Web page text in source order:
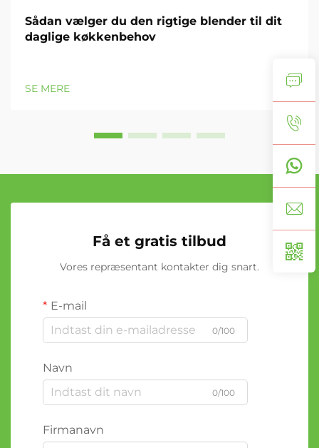
Sådan vælger du den rigtige blender til dit
daglige køkkenbehov
SE MERE
Få et gratis tilbud
Vores repræsentant kontakter dig snart.
E-mail
0/100
Navn
0/100
Firmanavn